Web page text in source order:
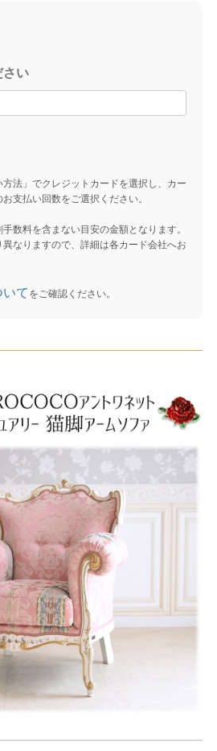
い
方法」でクレジットカードを選択し、カー
支払い回数をご選択ください。
数料を含まない目安の金額となります。
なりますので、詳細は各カード会社へお
て をご確認ください。